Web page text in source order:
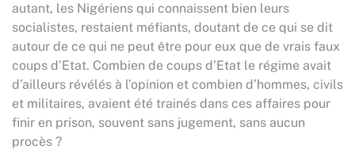
autant, les Nigériens qui connaissent bien leurs
socialistes, restaient méfiants, doutant de ce qui se dit
autour de ce qui ne peut être pour eux que de vrais faux
coups d’Etat. Combien de coups d’Etat le régime avait
d’ailleurs révélés à l’opinion et combien d’hommes, civils
et militaires, avaient été trainés dans ces affaires pour
finir en prison, souvent sans jugement, sans aucun
procès ?